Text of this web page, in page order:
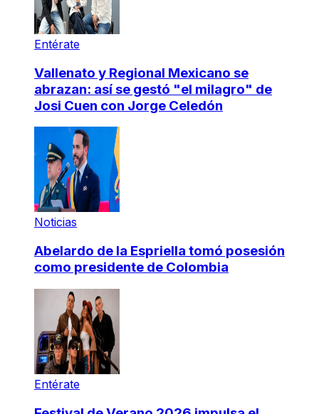
Entérate
Vallenato y Regional Mexicano se
abrazan: así se gestó "el milagro" de
Josi Cuen con Jorge Celedón
Noticias
Abelardo de la Espriella tomó posesión
como presidente de Colombia
Entérate